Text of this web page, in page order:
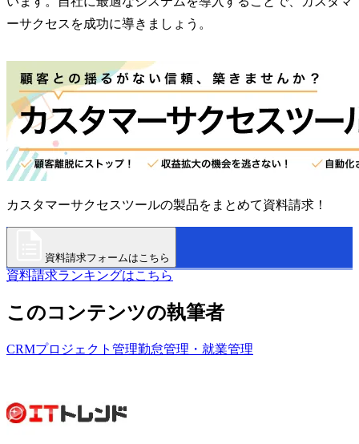
ーサクセスを成功に導きましょう。
カスタマーサクセスツールの製品をまとめて資料請求！
資料請求フォームはこちら
資料請求ランキングはこちら
このコンテンツの執筆者
CRMプロジェクト管理勤怠管理・就業管理